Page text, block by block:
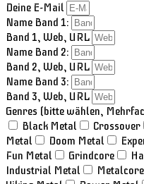
Deine E-Mail
Name Band 1:
Band 1, Web, URL
Name Band 2:
Band 2, Web, URL
Name Band 3:
Band 3, Web, URL
Genres (bitte wählen,
Black Metal
Crossover
Metal
Doom Metal
Fun Metal
Grindcore
Industrial Metal
Metalcore